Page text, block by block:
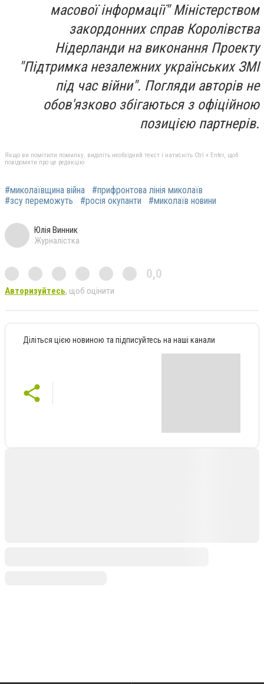
масової інформації" Міністерством
закордонних справ Королівства
Нідерланди на виконання Проекту
"Підтримка незалежних українських ЗМІ
під час війни". Погляди авторів не
обов'язково збігаються з офіційною
позицією партнерів.
Якщо ви помітили помилку, виділіть необхідний текст і натисніть Ctrl + Enter, щоб
повідомити про це редакцію
#миколаївщина війна
#прифронтова лінія миколаїв
#зсу переможуть
#росія окупанти #миколаїв новини
Юлія Винник
Журналістка
0,0
Авторизуйтесь, щоб оцінити
Діліться цією новиною та підписуйтесь на наші канали